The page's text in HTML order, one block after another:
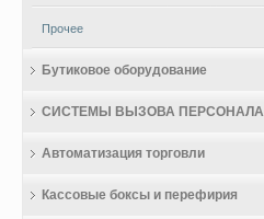
Прочее
Бутиковое оборудование
СИСТЕМЫ ВЫЗОВА ПЕРСОНАЛА
Автоматизация торговли
Кассовые боксы и перефирия